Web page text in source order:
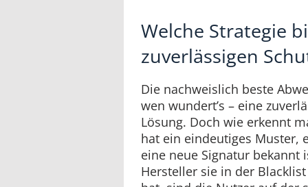
Welche Strategie
zuverlässigen
Die nachweislich beste
wen wundert’s – eine
Lösung. Doch wie erkennt
hat ein eindeutiges Muster,
eine neue Signatur bekannt
Hersteller sie in der